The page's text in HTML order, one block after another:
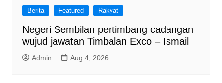
Berita Featured Rakyat
Negeri Sembilan pertimbang cadangan
wujud jawatan Timbalan Exco – Ismail
Admin Aug 4, 2026